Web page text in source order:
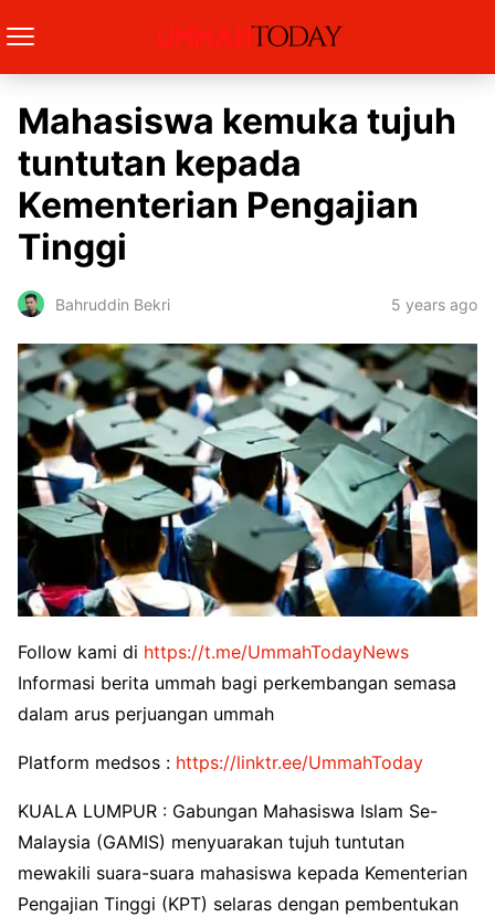
Mahasiswa kemuka tujuh
tuntutan kepada
Kementerian Pengajian
Tinggi
Bahruddin Bekri 5 years ago
Follow kami di https://t.me/UmmahTodayNews
Informasi berita ummah bagi perkembangan semasa
dalam arus perjuangan ummah
Platform medsos : https://linktr.ee/UmmahToday
KUALA LUMPUR : Gabungan Mahasiswa Islam Se-
Malaysia (GAMIS) menyuarakan tujuh tuntutan
mewakili suara-suara mahasiswa kepada Kementerian
Pengajian Tinggi (KPT) selaras dengan pembentukan